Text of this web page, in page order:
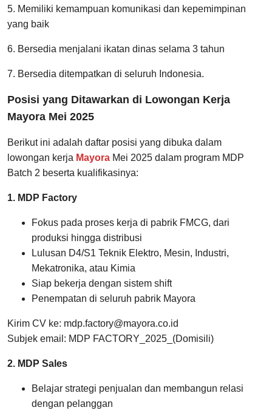
5. Memiliki kemampuan komunikasi dan kepemimpinan
yang baik
6. Bersedia menjalani ikatan dinas selama 3 tahun
7. Bersedia ditempatkan di seluruh Indonesia.
Posisi yang Ditawarkan di Lowongan Kerja
Mayora Mei 2025
Berikut ini adalah daftar posisi yang dibuka dalam
lowongan kerja Mayora Mei 2025 dalam program MDP
Batch 2 beserta kualifikasinya:
1. MDP Factory
Fokus pada proses kerja di pabrik FMCG, dari
produksi hingga distribusi
Lulusan D4/S1 Teknik Elektro, Mesin, Industri,
Mekatronika, atau Kimia
Siap bekerja dengan sistem shift
Penempatan di seluruh pabrik Mayora
Kirim CV ke: mdp.factory@mayora.co.id
Subjek email: MDP FACTORY_2025_(Domisili)
2. MDP Sales
Belajar strategi penjualan dan membangun relasi
dengan pelanggan